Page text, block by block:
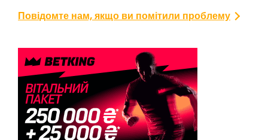
Повідомте нам, якщо ви помітили проблему